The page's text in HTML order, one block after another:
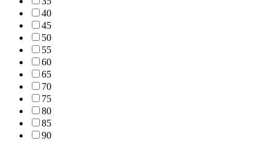
40
45
50
55
60
65
70
75
80
85
90